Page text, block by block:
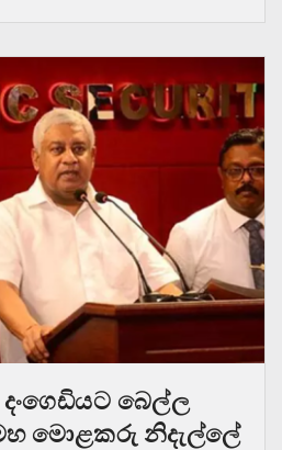
බෙල්ල
මහ මොළකරු නිදැල්ලේ